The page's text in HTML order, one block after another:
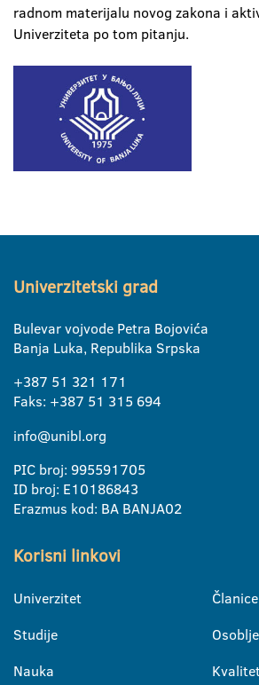
radnom materijalu novog zakona i
Univerziteta po tom pitanju.
Univerzitetski grad
Bulevar vojvode Petra Bojovića
Banja Luka, Republika Srpska
+387 51 321 171
Faks: +387 51 315 694
info@unibl.org
PIC broj: 995591705
ID broj: E10186843
Erazmus kod: BA BANJA02
Korisni linkovi
Univerzitet
Studije
Nauka
Članice
Osoblje